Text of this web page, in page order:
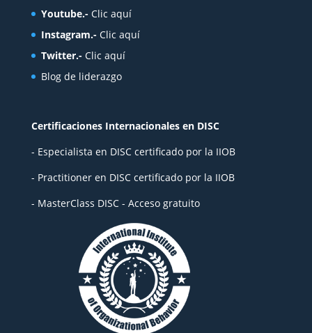
Youtube.- Clic aquí
Instagram.- Clic aquí
Twitter.- Clic aquí
Blog de liderazgo
Certificaciones Internacionales en DISC
- Especialista en DISC certificado por la IIOB
- Practitioner en DISC certificado por la IIOB
- MasterClass DISC - Acceso gratuito